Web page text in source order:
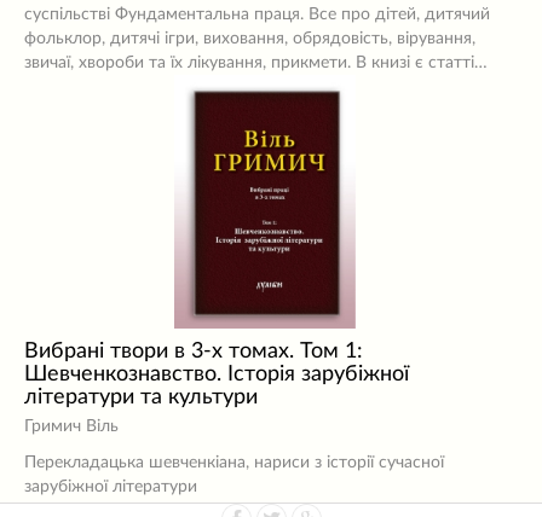
суспільстві Фундаментальна праця. Все про дітей, дитячий
фольклор, дитячі ігри, виховання, обрядовість, вірування,
звичаї, хвороби та їх лікування, прикмети. В книзі є статті…
Вибрані твори в 3-х томах. Том 1:
Шевченкознавство. Історія зарубіжної
літератури та культури
Гримич Віль
Перекладацька шевченкіана, нариси з історії сучасної
зарубіжної літератури